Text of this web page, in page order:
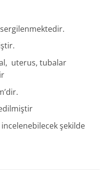
uterus, tubalar
şekilde